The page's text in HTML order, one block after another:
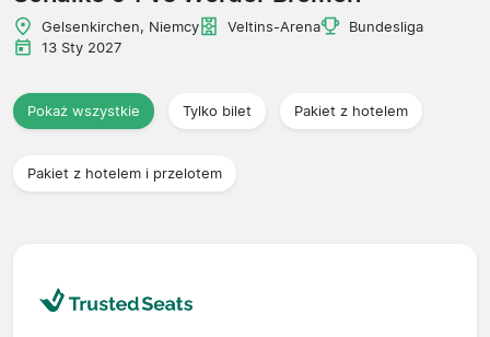
Biura podróży
Gelsenkirchen, Niemcy Veltins-Arena
Bundesliga
13 Sty 2027
Pokaż wszystkie Tylko bilet Pakiet z hotelem
Pakiet z hotelem i przelotem